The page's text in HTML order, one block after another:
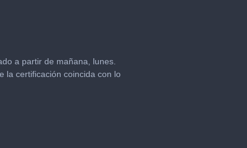
a partir de mañana, lunes.
la certificación coincida con lo